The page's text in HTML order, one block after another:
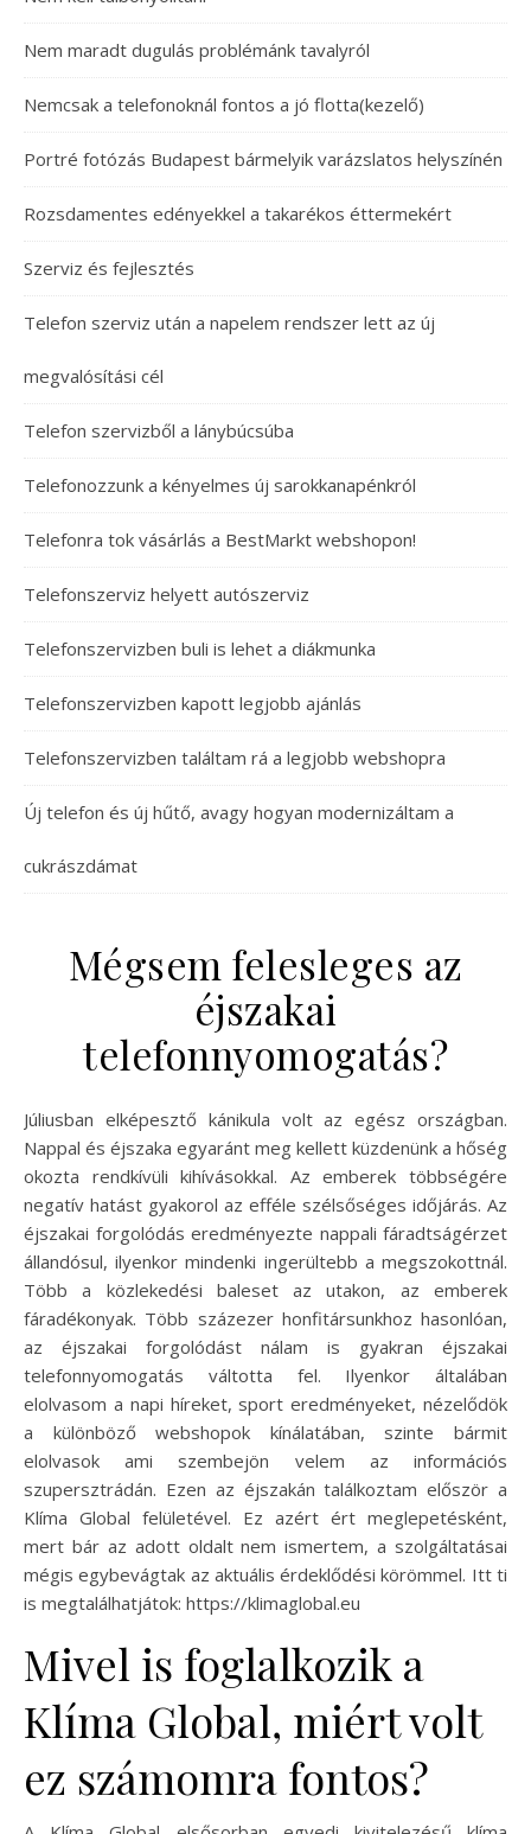
Nem maradt dugulás problémánk tavalyról
Nemcsak a telefonoknál fontos a jó flotta(kezelő)
Portré fotózás Budapest bármelyik varázslatos helyszínén
Rozsdamentes edényekkel a takarékos éttermekért
Szerviz és fejlesztés
Telefon szerviz után a napelem rendszer lett az új
megvalósítási cél
Telefon szervizből a lánybúcsúba
Telefonozzunk a kényelmes új sarokkanapénkról
Telefonra tok vásárlás a BestMarkt webshopon!
Telefonszerviz helyett autószerviz
Telefonszervizben buli is lehet a diákmunka
Telefonszervizben kapott legjobb ajánlás
Telefonszervizben találtam rá a legjobb webshopra
Új telefon és új hűtő, avagy hogyan modernizáltam a
cukrászdámat
Mégsem felesleges az
éjszakai
telefonnyomogatás?
Júliusban elképesztő kánikula volt az egész országban.
Nappal és éjszaka egyaránt meg kellett küzdenünk a hőség
okozta rendkívüli kihívásokkal. Az emberek többségére
negatív hatást gyakorol az efféle szélsőséges időjárás. Az
éjszakai forgolódás eredményezte nappali fáradtságérzet
állandósul, ilyenkor mindenki ingerültebb a megszokottnál.
Több a közlekedési baleset az utakon, az emberek
fáradékonyak. Több százezer honfitársunkhoz hasonlóan,
az éjszakai forgolódást nálam is gyakran éjszakai
telefonnyomogatás váltotta fel. Ilyenkor általában
elolvasom a napi híreket, sport eredményeket, nézelődök
a különböző webshopok kínálatában, szinte bármit
elolvasok ami szembejön velem az információs
szupersztrádán. Ezen az éjszakán találkoztam először a
Klíma Global felületével. Ez azért ért meglepetésként,
mert bár az adott oldalt nem ismertem, a szolgáltatásai
mégis egybevágtak az aktuális érdeklődési körömmel. Itt ti
is megtalálhatjátok: https://klimaglobal.eu
Mivel is foglalkozik a
Klíma Global, miért volt
ez számomra fontos?